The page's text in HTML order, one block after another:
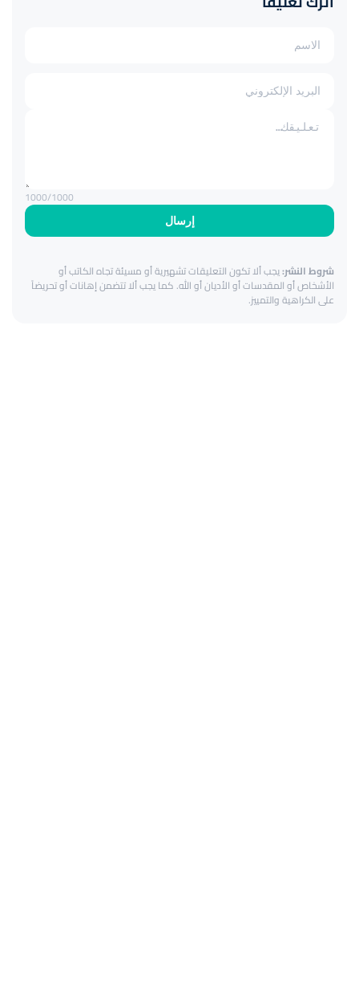
إرسال
1000/1000
شروط النشر:يجب ألا تكون التعليقات تشهيرية أو مسيئة تجاه الكاتب أو
الأشخاص أو المقدسات أو الأديان أو الله. كما يجب ألا تتضمن إهانات أو تحريضاً
على الكراهية والتمييز.